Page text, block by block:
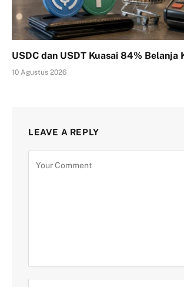
USDC dan USDT Kuasai 84%
10 Agustus 2026
LEAVE A REPLY